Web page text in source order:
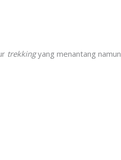
trekkingyang menantang namun